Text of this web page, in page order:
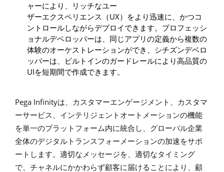
ャーにより、リッチなユー
ザーエクスペリエンス（UX）をより迅速に、かつコ
ントロールしながらデプロイできます。プロフェッシ
ョナルデベロッパーは、同じアプリの定義から複数の
体験のオーケストレーションができ、シチズンデベロ
ッパーは、ビルトインのガードレールにより高品質の
UIを短期間で作成できます。
Pega Infinityは、カスタマーエンゲージメント、カスタマ
ーサービス、インテリジェントオートメーションの機能
を単一のプラットフォーム内に統合し、グローバル企業
全体のデジタルトランスフォーメーションの加速をサポ
ートします。適切なメッセージを、適切なタイミング
で、チャネルにかかわらず顧客に届けることにより、顧